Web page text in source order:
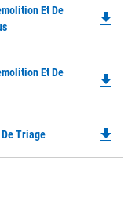
Et De
file_download
Et De
file_download
Triage file_download